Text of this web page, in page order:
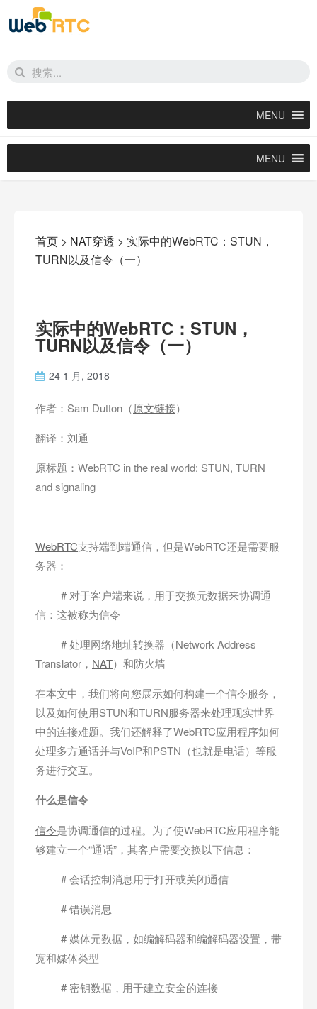
MENU
MENU
首页 > NAT穿透 > 实际中的WebRTC：STUN，
TURN以及信令（一）
实际中的WebRTC：STUN，
TURN以及信令（一）
24 1 月, 2018
作者：Sam Dutton（原文链接）
翻译：刘通
原标题：WebRTC in the real world: STUN, TURN
and signaling
WebRTC支持端到端通信，但是WebRTC还是需要服
务器：
# 对于客户端来说，用于交换元数据来协调通
信：这被称为信令
# 处理网络地址转换器（Network Address
Translator， NAT）和防火墙
在本文中，我们将向您展示如何构建一个信令服务，
以及如何使用STUN和TURN服务器来处理现实世界
中的连接难题。我们还解释了WebRTC应用程序如何
处理多方通话并与VoIP和PSTN（也就是电话）等服
务进行交互。
什么是信令
信令是协调通信的过程。为了使WebRTC应用程序能
够建立一个“通话”，其客户需要交换以下信息：
# 会话控制消息用于打开或关闭通信
# 错误消息
# 媒体元数据，如编解码器和编解码器设置，带
宽和媒体类型
# 密钥数据，用于建立安全的连接